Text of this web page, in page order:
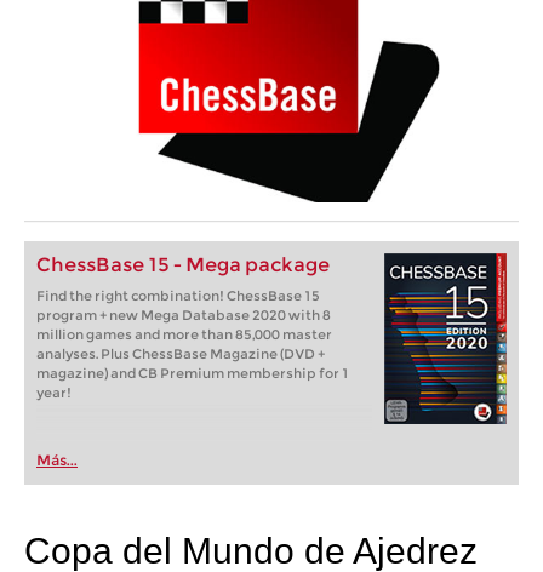
ChessBase 15 - Mega package
Find the right combination! ChessBase 15
program + new Mega Database 2020 with 8
million games and more than 85,000 master
analyses. Plus ChessBase Magazine (DVD +
magazine) and CB Premium membership for 1
year!
Más...
Copa del Mundo de Ajedrez